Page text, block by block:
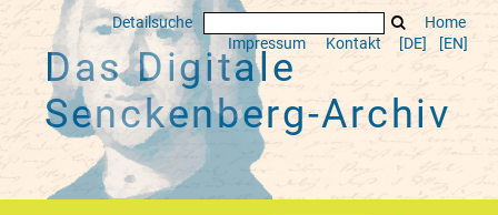
Detailsuche
Home
Impressum
Kontakt [DE] [EN]
Das Digitale
Senckenberg-Archiv